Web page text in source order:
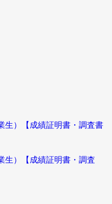
生）【成績証明書・調査書
生）【成績証明書・調査